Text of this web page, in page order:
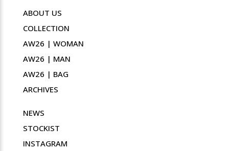
ABOUT US
COLLECTION
AW26 | WOMAN
AW26 | MAN
AW26 | BAG
ARCHIVES
NEWS
STOCKIST
INSTAGRAM